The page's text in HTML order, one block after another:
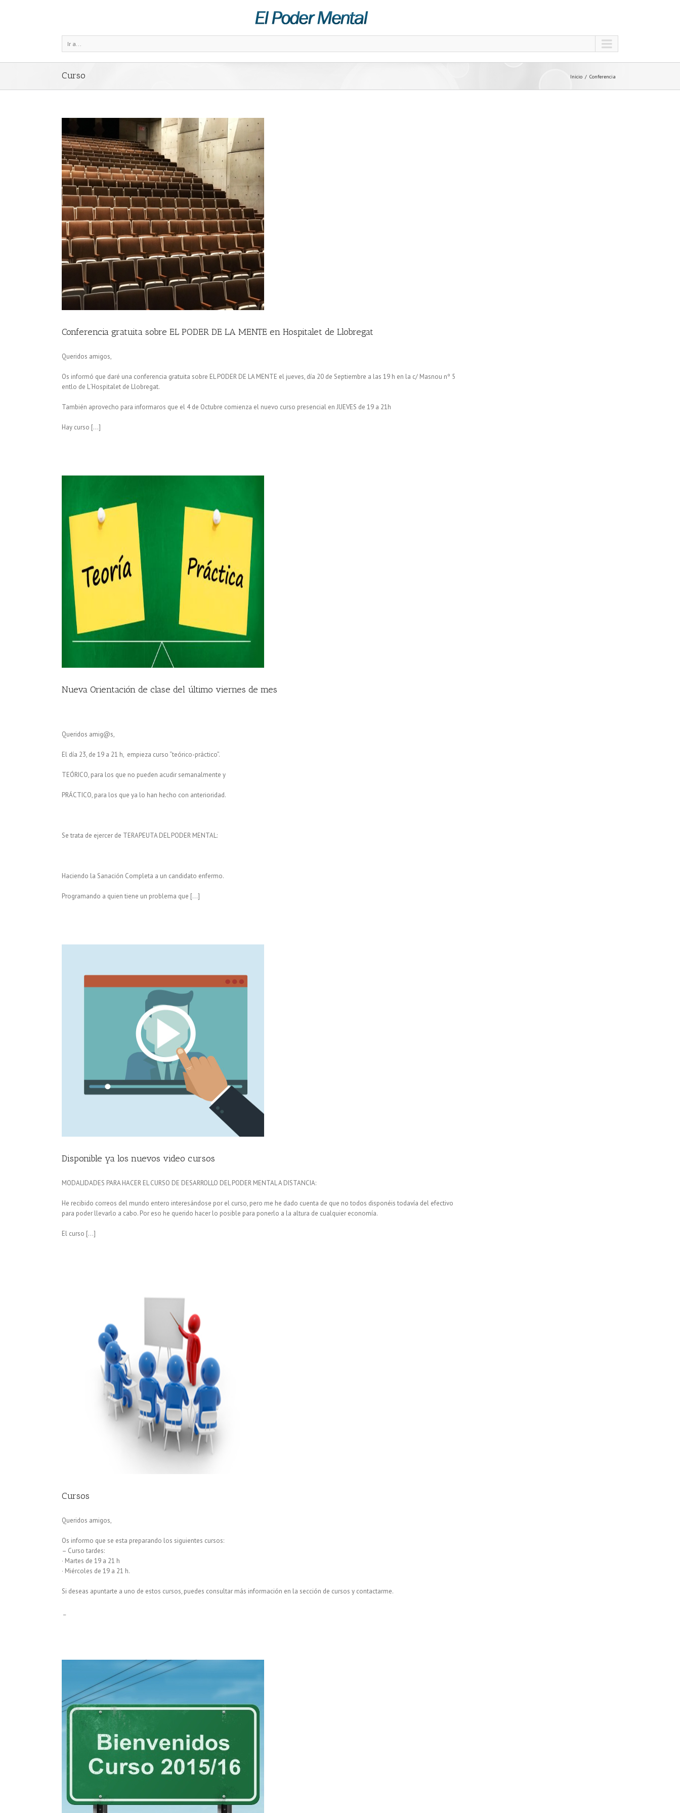
Ir a...
Curso Inicio Conferencia
Conferencia gratuita sobre EL PODER DE LA MENTE en Hospitalet de Llobregat
Queridos amigos,
Os informó que daré una conferencia gratuita sobre EL PODER DE LA MENTE el jueves, día 20 de Septiembre a las 19 h en la c/ Masnou nº 5
entlo de L´Hospitalet de Llobregat.
También aprovecho para informaros que el 4 de Octubre comienza el nuevo curso presencial en JUEVES de 19 a 21h
Hay curso […]
Nueva Orientación de clase del último viernes de mes
Queridos amig@s,
El día 23, de 19 a 21 h, empieza curso “teórico-práctico”.
TEÓRICO, para los que no pueden acudir semanalmente y
PRÁCTICO, para los que ya lo han hecho con anterioridad.
Se trata de ejercer de TERAPEUTA DEL PODER MENTAL:
Haciendo la Sanación Completa a un candidato enfermo.
Programando a quien tiene un problema que […]
Disponible ya los nuevos video cursos
MODALIDADES PARA HACER EL CURSO DE DESARROLLO DEL PODER MENTAL A DISTANCIA:
He recibido correos del mundo entero interesándose por el curso, pero me he dado cuenta de que no todos disponéis todavía del efectivo
para poder llevarlo a cabo. Por eso he querido hacer lo posible para ponerlo a la altura de cualquier economía.
El curso […]
Cursos
Queridos amigos,
Os informo que se esta preparando los siguientes cursos:
– Curso tardes:
· Martes de 19 a 21 h
· Miércoles de 19 a 21 h.
Si deseas apuntarte a uno de estos cursos, puedes consultar más información en la sección de cursos y contactarme.